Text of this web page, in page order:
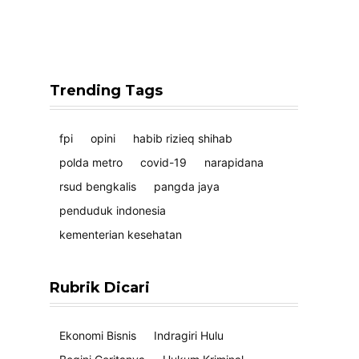
Trending Tags
fpi opini
habib rizieq shihab
polda metro
covid-19
narapidana
rsud bengkalis
pangda jaya
penduduk indonesia
kementerian kesehatan
Rubrik Dicari
Ekonomi Bisnis
Indragiri Hulu